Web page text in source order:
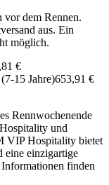
vor dem Rennen.
aus. Ein
möglich.
€
15 Jahre)653,91 €
Rennwochenende
und
VIP Hospitality bietet
eine einzigartige
finden